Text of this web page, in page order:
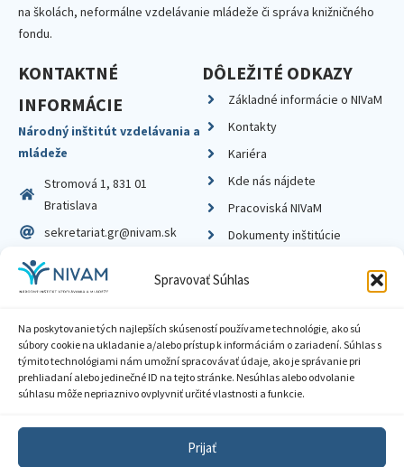
Spravovať Súhlas
Na poskytovanie tých najlepších skúseností používame technológie, ako sú
súbory cookie na ukladanie a/alebo prístup k informáciám o zariadení. Súhlas s
týmito technológiami nám umožní spracovávať údaje, ako je správanie pri
prehliadaní alebo jedinečné ID na tejto stránke. Nesúhlas alebo odvolanie
súhlasu môže nepriaznivo ovplyvniť určité vlastnosti a funkcie.
Prijať
na školách, neformálne vzdelávanie mládeže či správa knižničného
fondu.
KONTAKTNÉ
INFORMÁCIE
Národný inštitút vzdelávania a
mládeže
Stromová 1, 831 01
Bratislava
sekretariat.gr@nivam.sk
IČO: 00164348
DIČ: 2020798714
DÔLEŽITÉ ODKAZY
Základné informácie o NIVaM
Kontakty
Kariéra
Kde nás nájdete
Pracoviská NIVaM
Dokumenty inštitúcie
Zásady ochrany súkromia
Sprístupnenie informácií